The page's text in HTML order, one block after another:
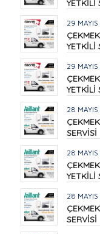
YETKİLİ
29
YETKİLİ
29
YETKİLİ
28
SERVİSİ
28
YETKİLİ
28
SERVİSİ